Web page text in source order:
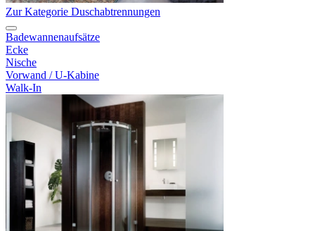
Zur Kategorie Duschabtrennungen
Badewannenaufsätze
Ecke
Nische
Vorwand / U-Kabine
Walk-In